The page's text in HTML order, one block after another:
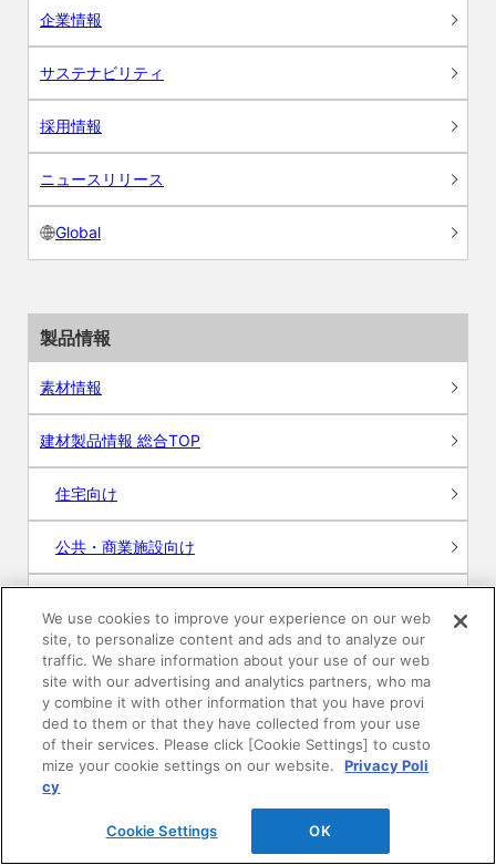
企業情報
サステナビリティ
採用情報
ニュースリリース
Global
製品情報
素材情報
建材製品情報 総合TOP
住宅向け
公共・商業施設向け
エンジニアリング情報
DAIKEN WEB SHOP
We use cookies to improve your experience on our web
site, to personalize content and ads and to analyze our
traffic. We share information about your use of our web
site with our advertising and analytics partners, who ma
y combine it with other information that you have provi
ded to them or that they have collected from your use
of their services. Please click [Cookie Settings] to custo
mize your cookie settings on our website.
Privacy Poli
cy
Cookie Settings OK